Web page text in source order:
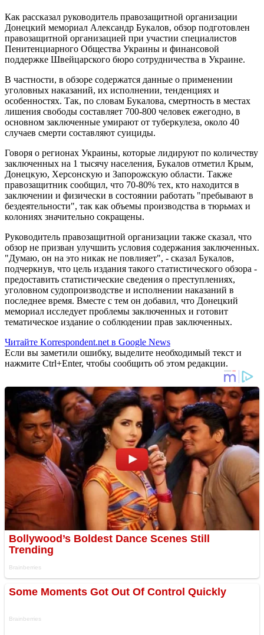
Как рассказал руководитель правозащитной организации
Донецкий мемориал Александр Букалов, обзор подготовлен
правозащитной организацией при участии специалистов
Пенитенциарного Общества Украины и финансовой
поддержке Швейцарского бюро сотрудничества в Украине.
В частности, в обзоре содержатся данные о применении
уголовных наказаний, их исполнении, тенденциях и
особенностях. Так, по словам Букалова, смертность в местах
лишения свободы составляет 700-800 человек ежегодно, в
основном заключенные умирают от туберкулеза, около 40
случаев смерти составляют суициды.
Говоря о регионах Украины, которые лидируют по количеству
заключенных на 1 тысячу населения, Букалов отметил Крым,
Донецкую, Херсонскую и Запорожскую области. Также
правозащитник сообщил, что 70-80% тех, кто находится в
заключении и физически в состоянии работать "пребывают в
бездеятельности", так как объемы производства в тюрьмах и
колониях значительно сокращены.
Руководитель правозащитной организации также сказал, что
обзор не призван улучшить условия содержания заключенных.
"Думаю, он на это никак не повлияет", - сказал Букалов,
подчеркнув, что цель издания такого статистического обзора -
предоставить статистические сведения о преступлениях,
уголовном судопроизводстве и исполнении наказаний в
последнее время. Вместе с тем он добавил, что Донецкий
мемориал исследует проблемы заключенных и готовит
тематическое издание о соблюдении прав заключенных.
Читайте Korrespondent.net в Google News
Если вы заметили ошибку, выделите необходимый текст и
нажмите Ctrl+Enter, чтобы сообщить об этом редакции.